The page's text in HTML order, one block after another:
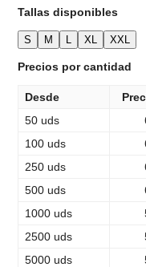
Tallas disponibles
S M L XL XXL
Precios por cantidad
Desde
50 uds
100 uds
250 uds
500 uds
1000 uds
2500 uds
5000 uds